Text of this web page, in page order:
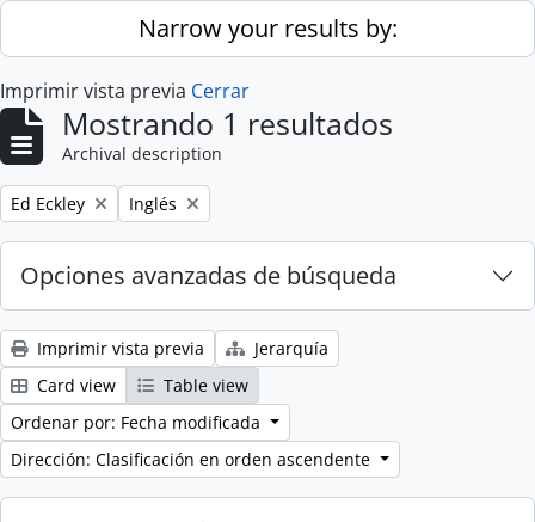
Skip to main contentNarrow your results by:
Imprimir vista previa Cerrar
Mostrando 1 resultados
Archival description
Remove filter:
Ed Eckley Remove filter:
Inglés
Opciones avanzadas de búsqueda
Imprimir vista previa
Jerarquía
Card view
Table view
Ordenar por: Fecha modificada
Dirección: Clasificación en orden ascendente